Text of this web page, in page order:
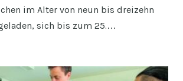
im Alter von neun bis dreizehn
sich bis zum 25.…